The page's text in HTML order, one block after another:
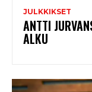
JULKKIKSET
ANTTI
ALKU